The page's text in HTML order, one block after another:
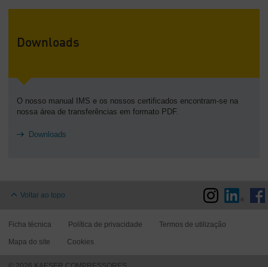
Downloads
O nosso manual IMS e os nossos certificados encontram-se na
nossa área de transferências em formato PDF.
Downloads
Voltar ao topo
Ficha técnica Política de privacidade Termos de utilização
Mapa do site Cookies